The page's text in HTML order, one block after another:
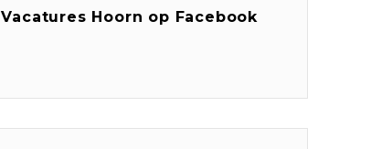
Vacatures Hoorn op Facebook